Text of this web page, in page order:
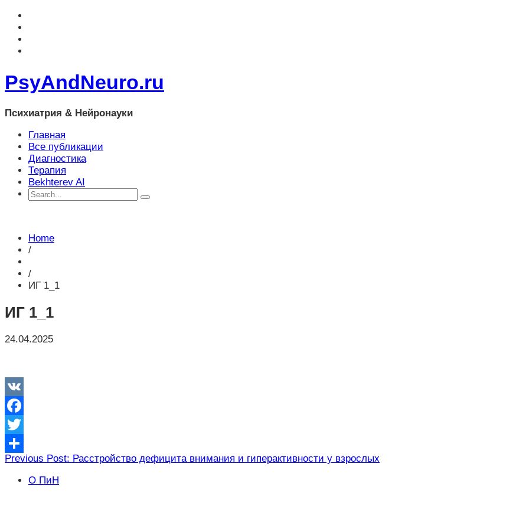
PsyAndNeuro.ru
Психиатрия & Нейронауки
Главная
Все публикации
Диагностика
Терапия
Bekhterev AI
Home
/
/
ИГ 1_1
ИГ 1_1
24.04.2025
VK
Facebook
Twitter
Отправить
Навигация
по
Previous Post: Расстройство дефицита внимания и гиперактивности у взрослых
О ПиН